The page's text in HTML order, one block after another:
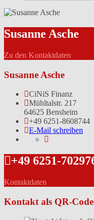
Susanne Asche
Zu den Kontaktdaten
Susanne Asche
CiNiS Finanz
Mühltalstr. 217
64625 Bensheim
+49 6251-8608744
E-Mail schreiben
+49 6251-
Kontaktdaten
Kontakt als QR-Code